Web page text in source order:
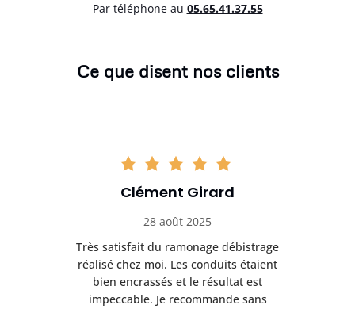
Par téléphone au 05.65.41.37.55
Ce que disent nos clients
Clément Girard
28 août 2025
Très satisfait du ramonage débistrage
réalisé chez moi. Les conduits étaient
bien encrassés et le résultat est
impeccable. Je recommande sans